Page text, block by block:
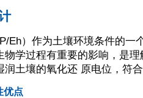
Eh）作为土壤环境条件的
物学过程有重要的影响，是
润土壤的氧化还 原电位，符
优点